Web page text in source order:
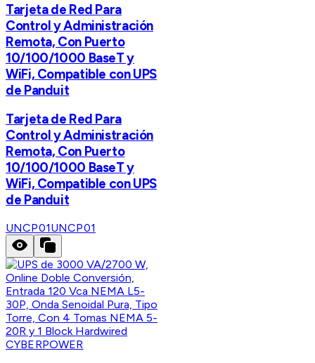
Tarjeta de Red Para
Control y Administración
Remota, Con Puerto
10/100/1000 BaseT y
WiFi, Compatible con UPS
de Panduit
Tarjeta de Red Para
Control y Administración
Remota, Con Puerto
10/100/1000 BaseT y
WiFi, Compatible con UPS
de Panduit
UNCP01UNCP01
CYBERPOWER